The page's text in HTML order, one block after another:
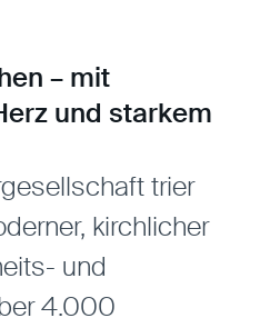
trier
kirchlicher
und
4.000
– mit
und starkem